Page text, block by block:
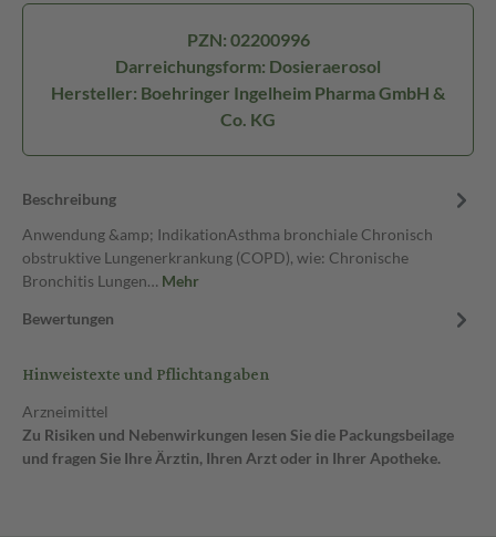
PZN: 02200996
Darreichungsform: Dosieraerosol
Hersteller: Boehringer Ingelheim Pharma GmbH &
Co. KG
Beschreibung
Anwendung &amp; IndikationAsthma bronchiale Chronisch
obstruktive Lungenerkrankung (COPD), wie: Chronische
Bronchitis Lungen… Mehr
Bewertungen
Hinweistexte und Pflichtangaben
Arzneimittel
Zu Risiken und Nebenwirkungen lesen Sie die Packungsbeilage
und fragen Sie Ihre Ärztin, Ihren Arzt oder in Ihrer Apotheke.